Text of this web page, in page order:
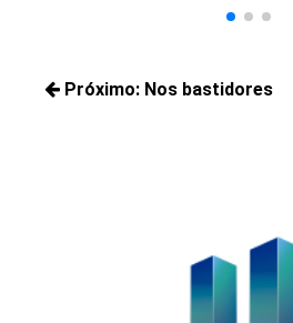
Navegação
Próximo: Nos bastidores